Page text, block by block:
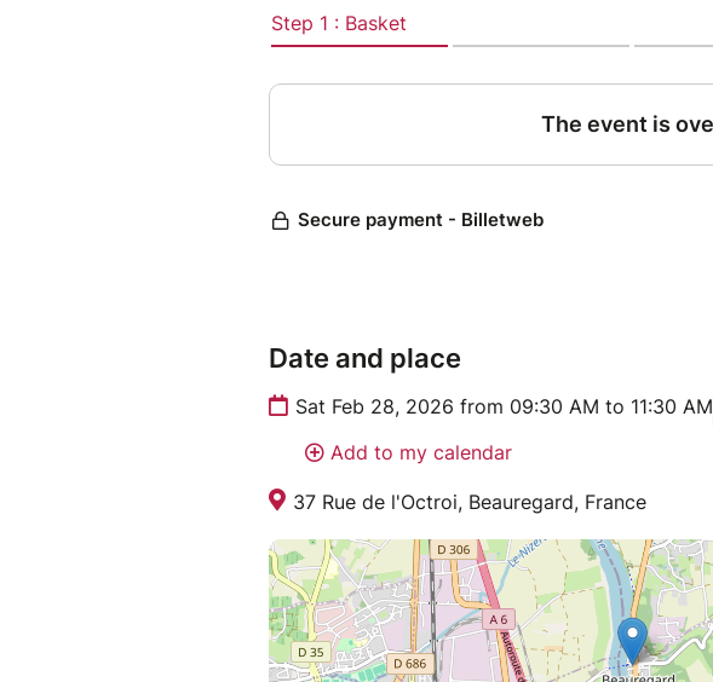
Date and place
Sat Feb 28, 2026 from 09:30 AM to 11:30 AM
Add to my calendar
37 Rue de l'Octroi, Beauregard, France